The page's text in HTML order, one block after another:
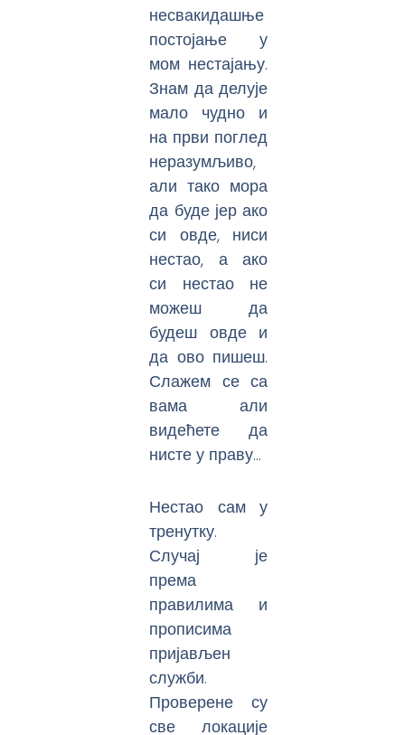
несвакидашње
постојање у
мом нестајању.
Знам да делује
мало чудно и
на први поглед
неразумљиво,
али тако мора
да буде јер ако
си овде, ниси
нестао, а ако
си нестао не
можеш да
будеш овде и
да ово пишеш.
Слажем се са
вама али
видећете да
нисте у праву…
Нестао сам у
тренутку.
Случај је
према
правилима и
прописима
пријављен
служби.
Проверене су
све локације